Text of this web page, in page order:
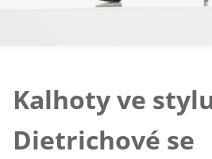
Kalhoty ve
Dietrichové se